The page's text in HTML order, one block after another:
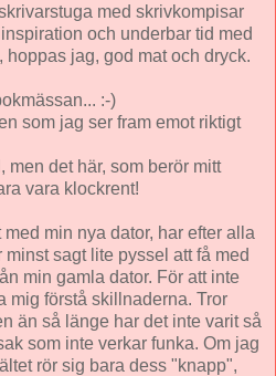
med skrivkompisar
och underbar tid med
jag, god mat och dryck.
:-)
som jag ser fram emot riktigt
det här, som berör mitt
vara klockrent!
min nya dator, har efter alla
sagt lite pyssel att få med
min gamla dator. För att inte
mig förstå skillnaderna. Tror
än så länge har det inte varit så
som inte verkar funka. Om jag
rör sig bara dess "knapp",